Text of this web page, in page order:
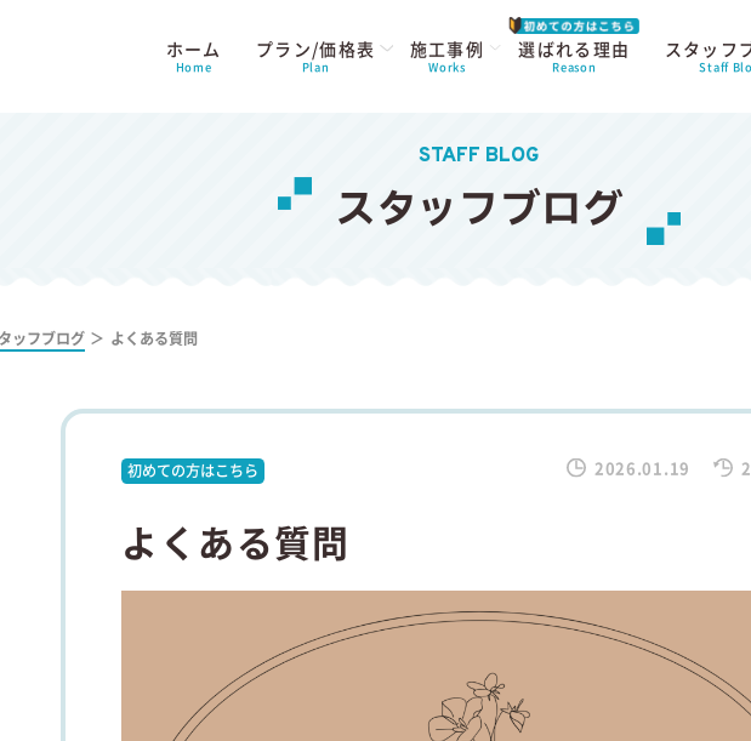
ホーム
Home
プラン/価格表
Plan
施工事例
Works
選ばれる理由
Reason
スタッフ
Staff
STAFF BLOG
スタッフブログ
ッフブログ よくある質問
初めての方はこちら 2026.01.19
よくある質問